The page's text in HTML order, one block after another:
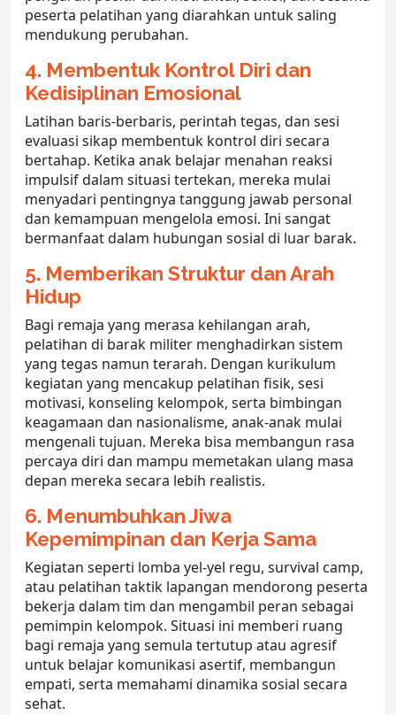
peserta pelatihan yang diarahkan untuk saling
mendukung perubahan.
4. Membentuk Kontrol Diri dan
Kedisiplinan Emosional
Latihan baris-berbaris, perintah tegas, dan sesi
evaluasi sikap membentuk kontrol diri secara
bertahap. Ketika anak belajar menahan reaksi
impulsif dalam situasi tertekan, mereka mulai
menyadari pentingnya tanggung jawab personal
dan kemampuan mengelola emosi. Ini sangat
bermanfaat dalam hubungan sosial di luar barak.
5. Memberikan Struktur dan Arah
Hidup
Bagi remaja yang merasa kehilangan arah,
pelatihan di barak militer menghadirkan sistem
yang tegas namun terarah. Dengan kurikulum
kegiatan yang mencakup pelatihan fisik, sesi
motivasi, konseling kelompok, serta bimbingan
keagamaan dan nasionalisme, anak-anak mulai
mengenali tujuan. Mereka bisa membangun rasa
percaya diri dan mampu memetakan ulang masa
depan mereka secara lebih realistis.
6. Menumbuhkan Jiwa
Kepemimpinan dan Kerja Sama
Kegiatan seperti lomba yel-yel regu, survival camp,
atau pelatihan taktik lapangan mendorong peserta
bekerja dalam tim dan mengambil peran sebagai
pemimpin kelompok. Situasi ini memberi ruang
bagi remaja yang semula tertutup atau agresif
untuk belajar komunikasi asertif, membangun
empati, serta memahami dinamika sosial secara
sehat.